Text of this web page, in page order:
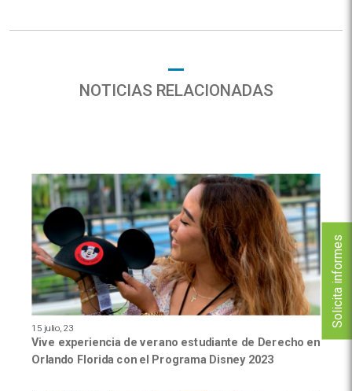
Solicita informes
NOTICIAS RELACIONADAS
15 julio, 23
Vive experiencia de verano estudiante de Derecho en
Orlando Florida con el Programa Disney 2023